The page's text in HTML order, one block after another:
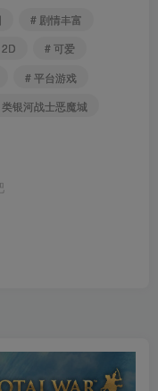
# 剧情丰富
# 可爱
# 平台游戏
银河战士恶魔城